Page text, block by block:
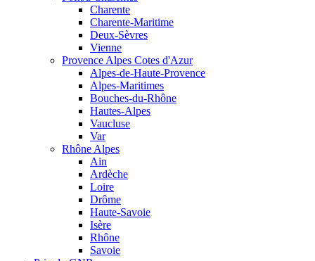
Charente
Charente-Maritime
Deux-Sèvres
Vienne
Provence Alpes Cotes d'Azur
Alpes-de-Haute-Provence
Alpes-Maritimes
Bouches-du-Rhône
Hautes-Alpes
Vaucluse
Var
Rhône Alpes
Ain
Ardèche
Loire
Drôme
Haute-Savoie
Isère
Rhône
Savoie